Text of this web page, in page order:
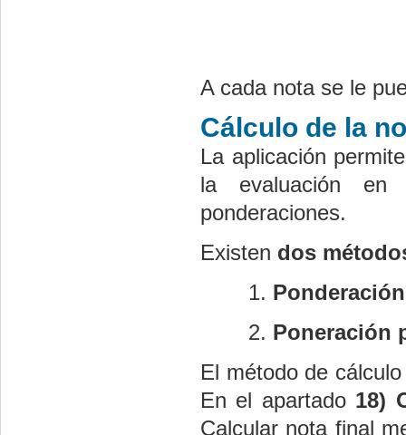
A cada nota se le
Cálculo de la
La aplicación
la evaluación
ponderaciones.
Existen dos
Poneración
El método de
En el apartado 18)
Calcular nota final